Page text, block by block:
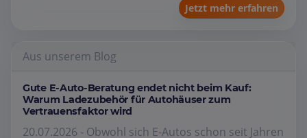
Jetzt mehr erfahren
Aus unserem Blog
Gute E-Auto-Beratung endet nicht beim Kauf:
Warum Ladezubehör für Autohäuser zum
Vertrauensfaktor wird
20.07.2026 - Obwohl sich E-Autos schon seit Jahren